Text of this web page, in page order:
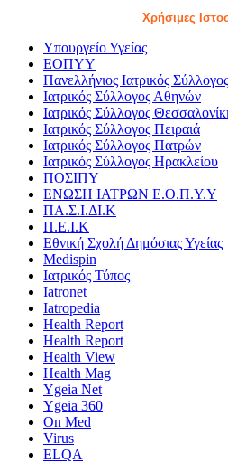
Χρήσιμες
Υπουργείο Υγείας
ΕΟΠΥΥ
Πανελλήνιος Ιατρικός Σύλλογος
Ιατρικός Σύλλογος Αθηνών
Ιατρικός Σύλλογος
Ιατρικός Σύλλογος Πειραιά
Ιατρικός Σύλλογος Πατρών
Ιατρικός Σύλλογος Ηρακλείου
ΠΟΣΙΠΥ
ΕΝΩΣΗ ΙΑΤΡΩΝ Ε.Ο.Π.Υ.Υ
ΠΑ.Σ.Ι.ΔΙ.Κ
Π.Ε.Ι.Κ
Εθνική Σχολή Δημόσιας Υγείας
Medispin
Ιατρικός Τύπος
Iatronet
Iatropedia
Health Report
Health Report
Health View
Health Mag
Ygeia Net
Ygeia 360
On Med
Virus
ELQA